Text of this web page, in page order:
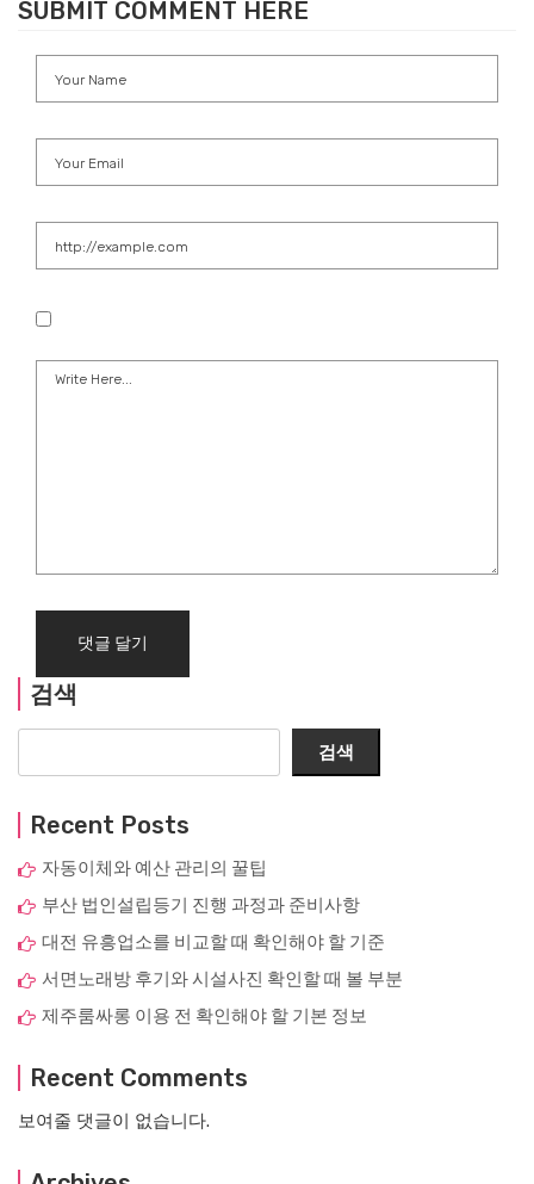
SUBMIT COMMENT HERE
검색
검색
Recent Posts
자동이체와 예산 관리의 꿀팁
부산 법인설립등기 진행 과정과 준비사항
대전 유흥업소를 비교할 때 확인해야 할 기준
서면노래방 후기와 시설사진 확인할 때 볼 부분
제주룸싸롱 이용 전 확인해야 할 기본 정보
Recent Comments
보여줄 댓글이 없습니다.